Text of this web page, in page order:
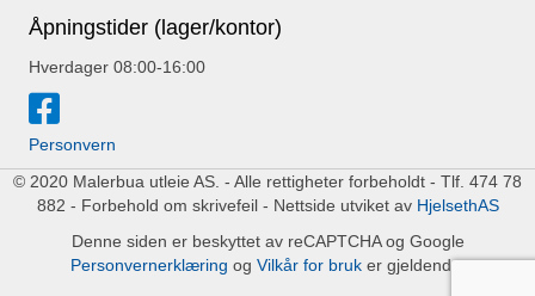
Åpningstider (lager/kontor)
Hverdager 08:00-16:00
Personvern
© 2020 Malerbua utleie AS. - Alle rettigheter forbeholdt - Tlf. 474 78
882 - Forbehold om skrivefeil - Nettside utviket av HjelsethAS
Denne siden er beskyttet av reCAPTCHA og Google
Personvernerklæring og Vilkår for bruker gjeldende.